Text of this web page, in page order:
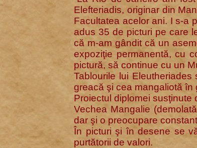
Elefteriadis, originar din
Facultatea acelor ani. I s-a
adus 35 de picturi pe care
că m-am gândit că un
expoziţie permanentă, cu
pictură, să continue cu un
Tablourile lui
greacă şi cea mangaliotă în
Proiectul diplomei susţinute
Vechea Mangalie
dar şi o preocupare
În picturi şi în desene se
purtătorii de valori.